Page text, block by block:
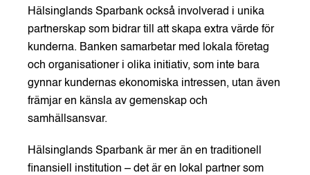
Hälsinglands Sparbank också involverad i unika
partnerskap som bidrar till att skapa extra värde för
kunderna. Banken samarbetar med lokala företag
och organisationer i olika initiativ, som inte bara
gynnar kundernas ekonomiska intressen, utan även
främjar en känsla av gemenskap och
samhällsansvar.
Hälsinglands Sparbank är mer än en traditionell
finansiell institution – det är en lokal partner som